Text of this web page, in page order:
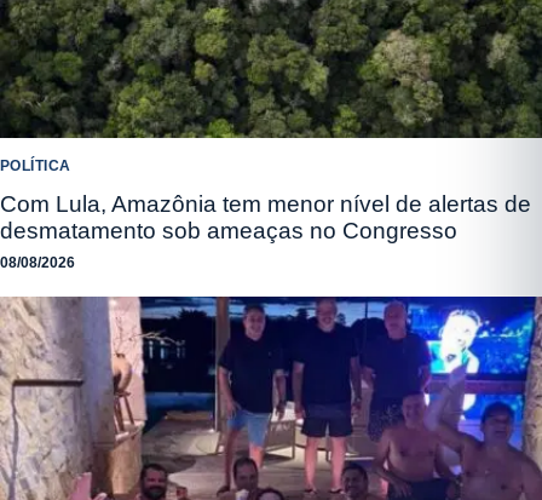
POLÍTICA
Com Lula, Amazônia tem menor nível de alertas de
desmatamento sob ameaças no Congresso
08/08/2026